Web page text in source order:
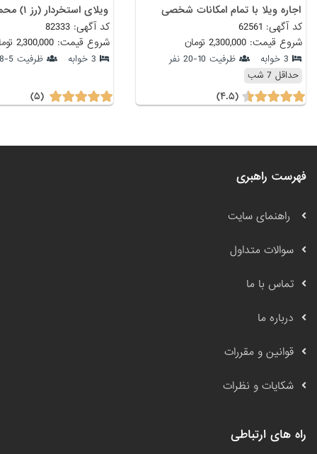
اجاره ویلا با تمام امکانات شخصی
کد آگهی: 62561
شروع قیمت: 2,300,000 تومان
3 خوابه
ظرفیت 10-20 نفر
حداقل 7 شب
(۴.۵)
ویلای استخردار (رز ۱) محمود آباد
کد آگهی: 82333
شروع قیمت: 2,300,000 تومان
3 خوابه ظرفیت 5-8 نفر
(۵)
فهرست راهبری
راهنمای سایت
سوالات متداول
تماس با ما
درباره ما
قوانین و مقررات
شکایات و نظرات
راه های ارتباطی